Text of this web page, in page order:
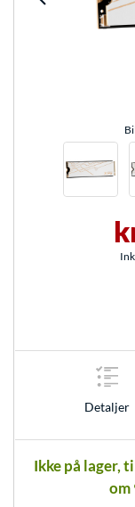
Detaljer
Ikke på lager,
om